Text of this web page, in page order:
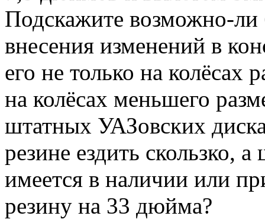
Подскажите возможно-ли
внесения изменений в
его не только на
на колёсах меньшего
штатных УАЗовских
резине ездить скользко,
имеется в наличии или
резину на 33 дюйма?